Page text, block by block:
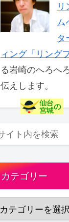
リ
ム
タ
ィング「リング
る岩崎のへろへ
伝えします。
カテゴリー